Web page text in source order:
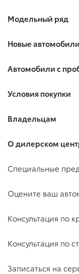
Модельный ряд
Новые автомобили
Автомобили с
Условия покупки
Владельцам
О дилерском
Специальные
Оцените ваш
Консультация по
Консультация по
Записаться на